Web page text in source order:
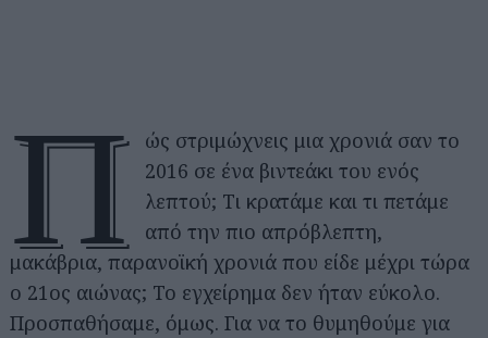
Π
ώς στριμώχνεις μια χρονιά σαν το
2016 σε ένα βιντεάκι του ενός
λεπτού; Τι κρατάμε και τι πετάμε
από την πιο απρόβλεπτη,
μακάβρια, παρανοϊκή χρονιά που είδε μέχρι τώρα
ο 21ος αιώνας; Το εγχείρημα δεν ήταν εύκολο.
Προσπαθήσαμε, όμως. Για να το θυμηθούμε για